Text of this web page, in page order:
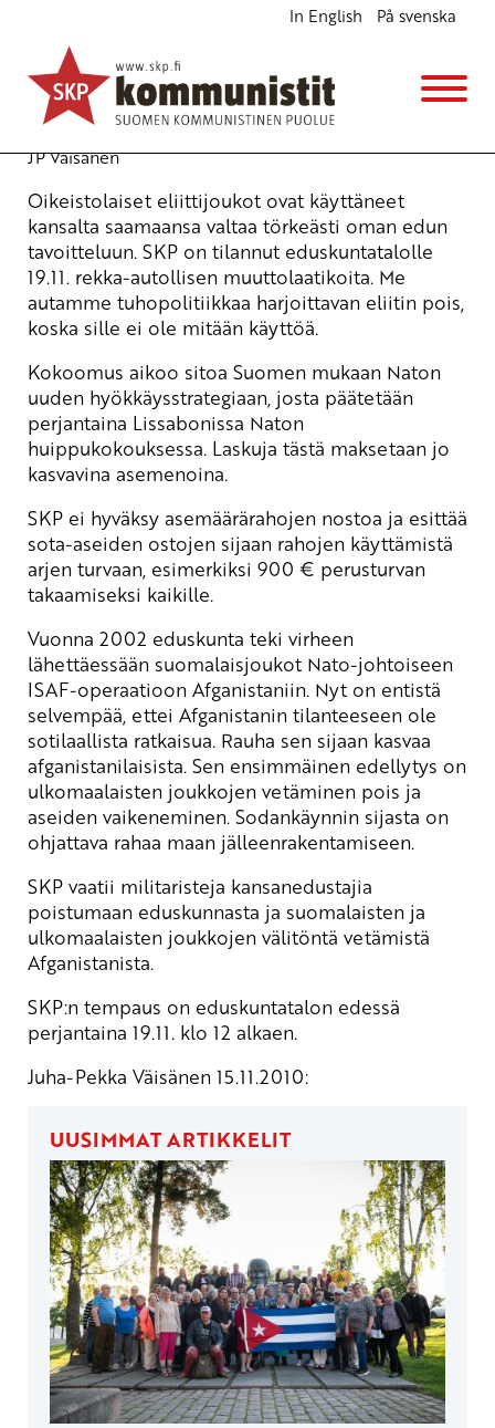
In English På svenska
Joukot pois Afganistanista ja korruptoitunut
eliitti pois eduskunnasta!
Ajankohtaista
19.11.2010 - 14:17
JP Väisänen
Oikeistolaiset eliittijoukot ovat käyttäneet
kansalta saamaansa valtaa törkeästi oman edun
tavoitteluun. SKP on tilannut eduskuntatalolle
19.11. rekka-autollisen muuttolaatikoita. Me
autamme tuhopolitiikkaa harjoittavan eliitin pois,
koska sille ei ole mitään käyttöä.
Kokoomus aikoo sitoa Suomen mukaan Naton
uuden hyökkäysstrategiaan, josta päätetään
perjantaina Lissabonissa Naton
huippukokouksessa. Laskuja tästä maksetaan jo
kasvavina asemenoina.
SKP ei hyväksy asemäärärahojen nostoa ja esittää
sota-aseiden ostojen sijaan rahojen käyttämistä
arjen turvaan, esimerkiksi 900 € perusturvan
takaamiseksi kaikille.
Vuonna 2002 eduskunta teki virheen
lähettäessään suomalaisjoukot Nato-johtoiseen
ISAF-operaatioon Afganistaniin. Nyt on entistä
selvempää, ettei Afganistanin tilanteeseen ole
sotilaallista ratkaisua. Rauha sen sijaan kasvaa
afganistanilaisista. Sen ensimmäinen edellytys on
ulkomaalaisten joukkojen vetäminen pois ja
aseiden vaikeneminen. Sodankäynnin sijasta on
ohjattava rahaa maan jälleenrakentamiseen.
SKP vaatii militaristeja kansanedustajia
poistumaan eduskunnasta ja suomalaisten ja
ulkomaalaisten joukkojen välitöntä vetämistä
Afganistanista.
SKP:n tempaus on eduskuntatalon edessä
perjantaina 19.11. klo 12 alkaen.
Juha-Pekka Väisänen 15.11.2010:
UUSIMMAT ARTIKKELIT